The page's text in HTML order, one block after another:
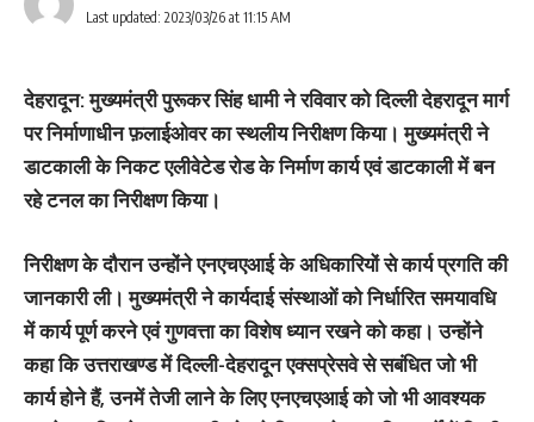
Last updated: 2023/03/26 at 11:15 AM
देहरादून: मुख्‍यमंत्री पुरूकर सिंह धामी ने रविवार को दिल्‍ली देहरादून मार्ग
पर निर्माणाधीन फ़लाईओवर का स्‍थलीय निरीक्षण किया। मुख्यमंत्री ने
डाटकाली के निकट एलीवेटेड रोड के निर्माण कार्य एवं डाटकाली में बन
रहे टनल का निरीक्षण किया।
निरीक्षण के दौरान उन्होंने एनएचएआई के अधिकारियों से कार्य प्रगति की
जानकारी ली। मुख्यमंत्री ने कार्यदाई संस्थाओं को निर्धारित समयावधि
में कार्य पूर्ण करने एवं गुणवत्ता का विशेष ध्यान रखने को कहा। उन्होंने
कहा कि उत्तराखण्ड में दिल्ली-देहरादून एक्सप्रेसवे से सबंधित जो भी
कार्य होने हैं, उनमें तेजी लाने के लिए एनएचएआई को जो भी आवश्यक